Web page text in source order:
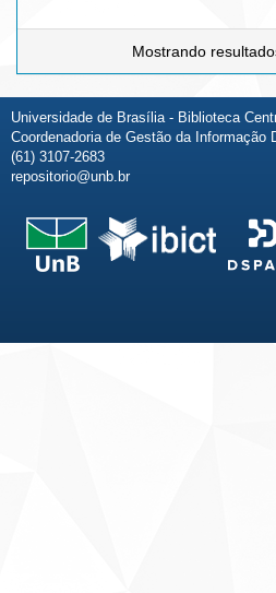
Mostrando
Universidade de Brasília - Biblioteca
Coordenadoria de Gestão da Informação
(61) 3107-2683
repositorio@unb.br